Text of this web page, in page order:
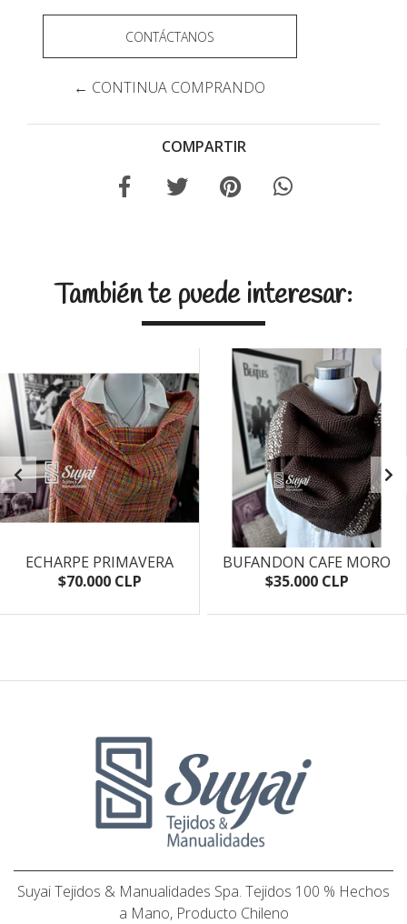
CONTÁCTANOS
← CONTINUA COMPRANDO
COMPARTIR
También te puede interesar:
ECHARPE PRIMAVERA
$70.000 CLP
BUFANDON CAFE MORO
$35.000 CLP
Suyai Tejidos & Manualidades Spa. Tejidos 100 % Hechos
a Mano, Producto Chileno